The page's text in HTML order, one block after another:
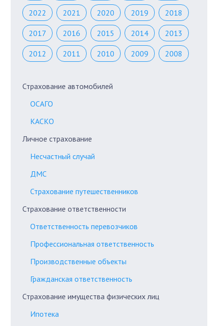
2022 2021 2020 2019 2018
2017 2016 2015 2014 2013
2012 2011 2010 2009 2008
Страхование автомобилей
ОСАГО
КАСКО
Личное страхование
Несчастный случай
ДМС
Страхование путешественников
Страхование ответственности
Ответственность перевозчиков
Профессиональная ответственность
Производственные объекты
Гражданская ответственность
Страхование имущества физических лиц
Ипотека